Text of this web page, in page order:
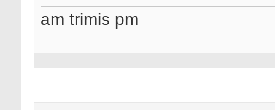
am trimis pm